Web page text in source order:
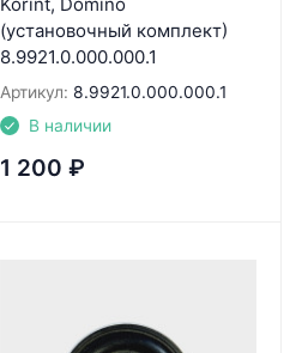
(установочный комплект)
8.9921.0.000.000.1
Артикул: 8.9921.0.000.000.1
В наличии
1 200 ₽